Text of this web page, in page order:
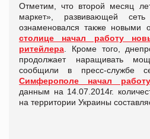
Отметим, что второй месяц
маркет», развивающей сеть
ознаменовался также новыми
столице начал работу
ритейлера . Кроме того,
продолжает наращивать
сообщили в пресс-службе
Симферополе начал
данным на 14.07.2014г.
на территории Украины